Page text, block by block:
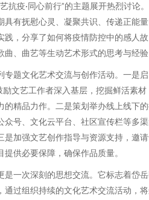
抗疫·同心前行”的主题展开热烈讨论
具有抚慰心灵、凝聚共识、传递正能
，分享了如何将疫情防控中的感人故
曲、曲艺等生动艺术形式的思考与经
题文化艺术交流与创作活动。一是启
文艺工作者深入基层，挖掘鲜活素材
的精品力作。二是策划举办线上线下
众号、文化云平台、社区宣传栏等多
是加强文艺创作指导与资源支持，邀
供必要保障，确保作品质量。
是一次深刻的思想交流。它标志着岱
通过组织持续的文化艺术交流活动，